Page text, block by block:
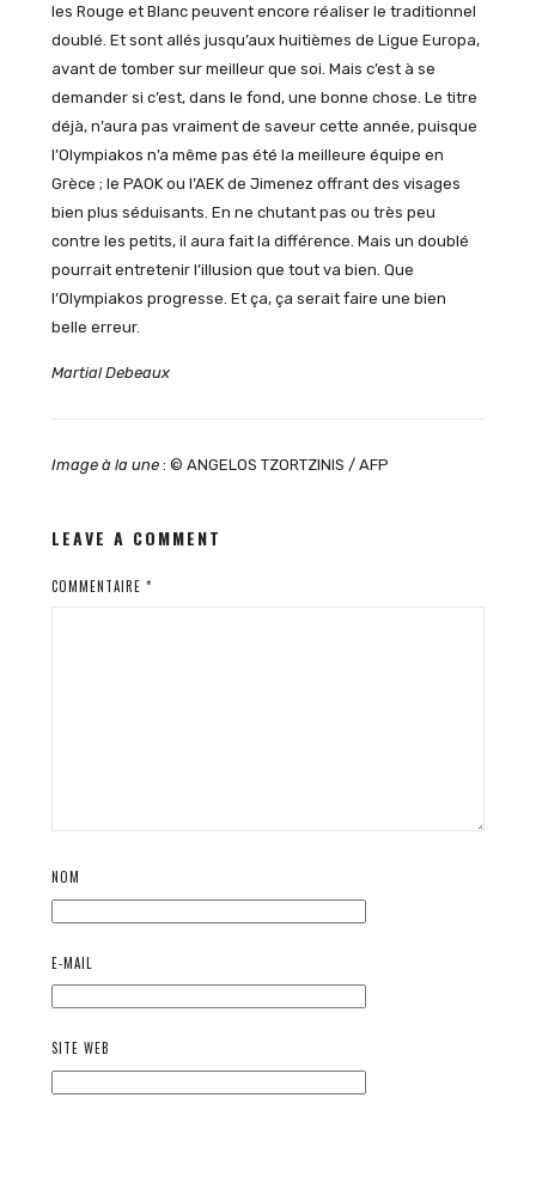
les Rouge et Blanc peuvent encore réaliser le traditionnel
doublé. Et sont allés jusqu’aux huitièmes de Ligue Europa,
avant de tomber sur meilleur que soi. Mais c’est à se
demander si c’est, dans le fond, une bonne chose. Le titre
déjà, n’aura pas vraiment de saveur cette année, puisque
l’Olympiakos n’a même pas été la meilleure équipe en
Grèce ; le PAOK ou l’AEK de Jimenez offrant des visages
bien plus séduisants. En ne chutant pas ou très peu
contre les petits, il aura fait la différence. Mais un doublé
pourrait entretenir l’illusion que tout va bien. Que
l’Olympiakos progresse. Et ça, ça serait faire une bien
belle erreur.
Martial Debeaux
Image à la une: © ANGELOS TZORTZINIS / AFP
LEAVE A COMMENT
COMMENTAIRE *
NOM
E-MAIL
SITE WEB